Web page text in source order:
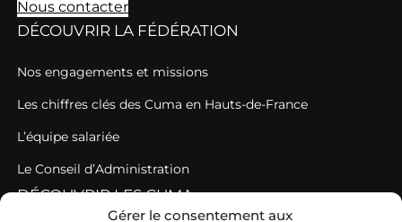
Gérer le consentement aux
Nous contacter
DÉCOUVRIR LA FÉDÉRATION
Nos engagements et missions
Les chiffres clés des Cuma en Hauts-de-France
L’équipe salariée
Le Conseil d’Administration
DÉCOUVRIR LES CUMA